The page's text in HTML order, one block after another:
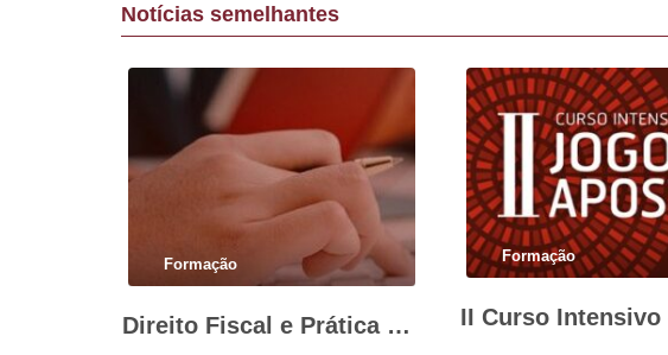
Notícias semelhantes
Formação
Direito Fiscal e Prática da Advocacia – que soluções
Formação